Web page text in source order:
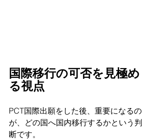
国際移行の可否を見極め
る視点
PCT国際出願をした後、重要になるの
が、どの国へ国内移行するかという判
断です。